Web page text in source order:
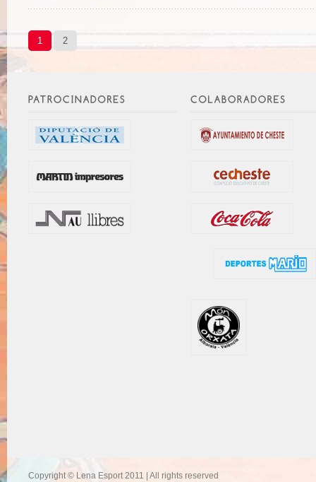
1 2
Copyright © Lena Esport 2011 | All rights reserved